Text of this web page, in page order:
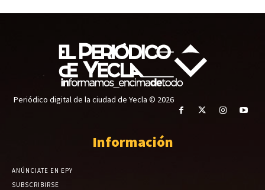
Periódico digital de la ciudad de Yecla © 2026
Información
ANÚNCIATE EN EPY
SUBSCRIBIRSE